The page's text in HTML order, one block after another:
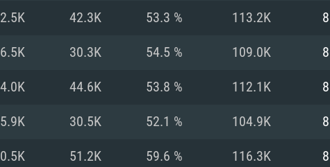
Resolução
superior
Memória: 16 GB ou
Placa Gráfica:
Nvidia GeForce
(Intel Xeon
mais recente
Processador: Core
Memória: 8 GB
Placa Gráfica:
suporte Metal.
drivers mais
equivalentes
recentes (não mais
AMD (Radeon RX
42.3K 53.3 % 113.2K
30.3K 54.5 % 109.0K
44.6K 53.8 % 112.1K
30.5K 52.1 % 104.9K
51.2K 59.6 % 116.3K